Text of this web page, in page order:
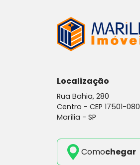
Localização
Rua Bahia, 280
Centro - CEP 17501-080
Marília - SP
Comochegar